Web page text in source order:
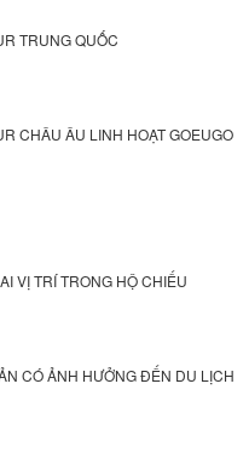
TRUNG QUỐC
CHÂU ÂU LINH HOẠT GOEUGO
VỊ TRÍ TRONG HỘ CHIẾU
CÓ ẢNH HƯỞNG ĐẾN DU LỊCH